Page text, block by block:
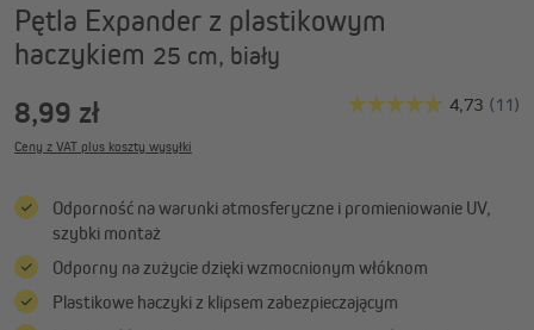
Pętla Expander z plastikowym
haczykiem 25 cm, biały
8,99 zł
Ceny z VAT plus koszty wysyłki
Odporność na warunki atmosferyczne i promieniowanie UV,
szybki montaż
Odporny na zużycie dzięki wzmocnionym włóknom
Plastikowe haczyki z klipsem zabezpieczającym